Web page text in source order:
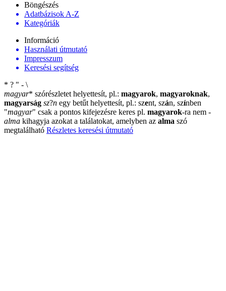
Böngészés
Adatbázisok A-Z
Kategóriák
Információ
Használati útmutató
Impresszum
Keresési segítség
* ? " - \
magyar* szórészletet helyettesít, pl.: magyarok, magyaroknak,
magyarság sz?n egy betűt helyettesít, pl.: szent, szán, színben
"magyar" csak a pontos kifejezésre keres pl. magyarok-ra nem -
alma kihagyja azokat a találatokat, amelyben az alma szó
megtalálható Részletes keresési útmutató